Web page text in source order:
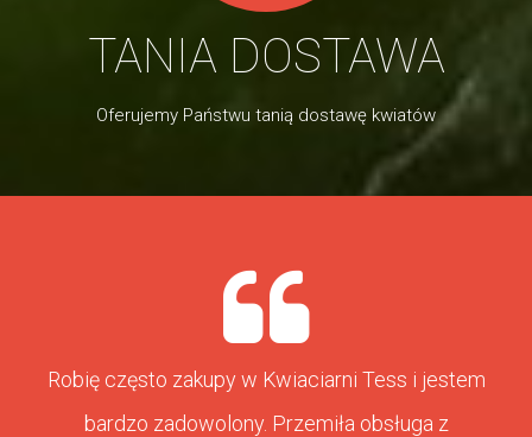
TANIA DOSTAWA
Oferujemy Państwu tanią dostawę kwiatów
Robię często zakupy w Kwiaciarni Tess i jestem
bardzo zadowolony. Przemiła obsługa z